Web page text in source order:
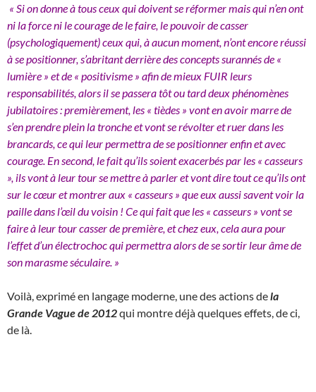
« Si on donne à tous ceux qui doivent se réformer mais qui n’en ont
ni la force ni le courage de le faire, le pouvoir de casser
(psychologiquement) ceux qui, à aucun moment, n’ont encore réussi
à se positionner, s’abritant derrière des concepts surannés de «
lumière » et de « positivisme » afin de mieux FUIR leurs
responsabilités, alors il se passera tôt ou tard deux phénomènes
jubilatoires : premièrement, les « tièdes » vont en avoir marre de
s’en prendre plein la tronche et vont se révolter et ruer dans les
brancards, ce qui leur permettra de se positionner enfin et avec
courage. En second, le fait qu’ils soient exacerbés par les « casseurs
», ils vont à leur tour se mettre à parler et vont dire tout ce qu’ils ont
sur le cœur et montrer aux « casseurs » que eux aussi savent voir la
paille dans l’œil du voisin ! Ce qui fait que les « casseurs » vont se
faire à leur tour casser de première, et chez eux, cela aura pour
l’effet d’un électrochoc qui permettra alors de se sortir leur âme de
son marasme séculaire. »
Voilà, exprimé en langage moderne, une des actions dela
Grande Vague de 2012qui montre déjà quelques effets, de ci,
de là.